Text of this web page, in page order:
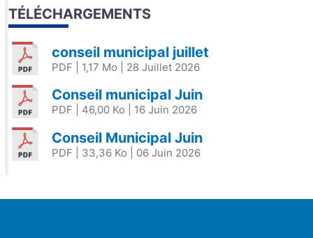
TÉLÉCHARGEMENTS
conseil municipal juillet
PDF | 1,17 Mo | 28 Juillet 2026
Conseil municipal Juin
PDF | 46,00 Ko | 16 Juin 2026
Conseil Municipal Juin
PDF | 33,36 Ko | 06 Juin 2026